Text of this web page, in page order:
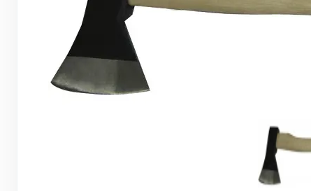
Саморезы, дюбеля, шурупы
Инструмент и оборудование
Стеклосетки, ленты